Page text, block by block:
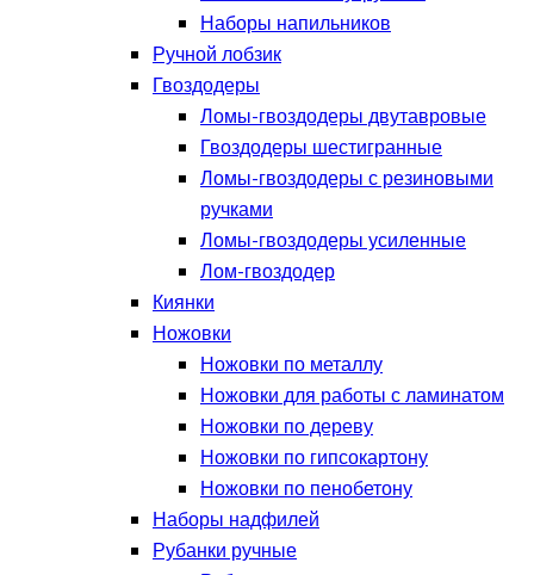
Наборы напильников
Ручной лобзик
Гвоздодеры
Ломы-гвоздодеры двутавровые
Гвоздодеры шестигранные
Ломы-гвоздодеры с резиновыми
ручками
Ломы-гвоздодеры усиленные
Лом-гвоздодер
Киянки
Ножовки
Ножовки по металлу
Ножовки для работы с ламинатом
Ножовки по дереву
Ножовки по гипсокартону
Ножовки по пенобетону
Наборы надфилей
Рубанки ручные